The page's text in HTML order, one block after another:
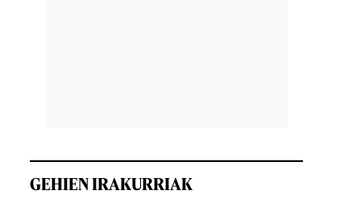
GEHIEN IRAKURRIAK